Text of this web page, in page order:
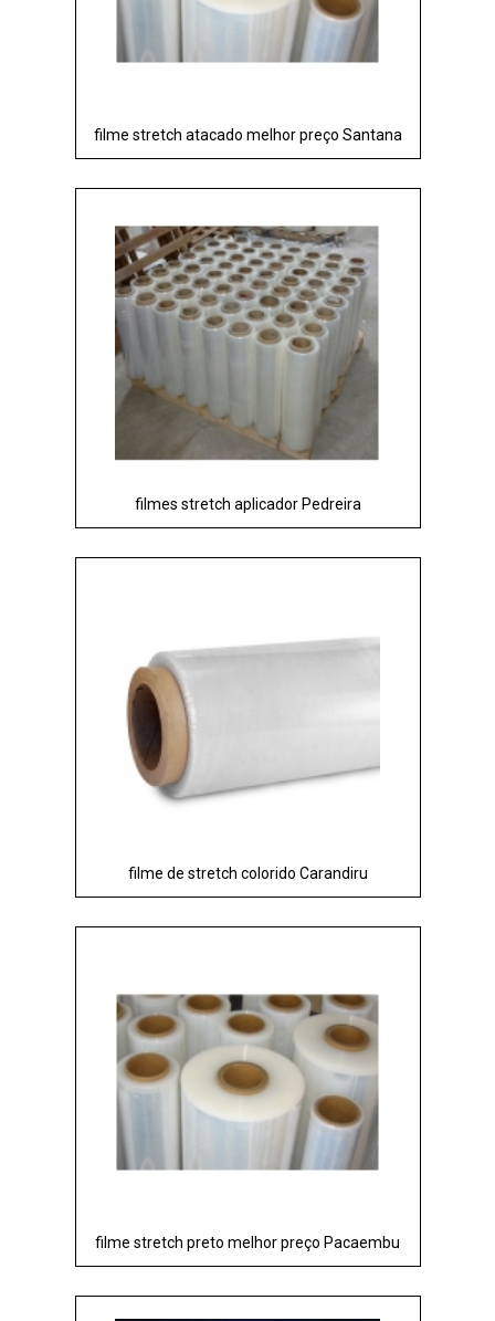
filme stretch atacado melhor preço Santana
filmes stretch aplicador Pedreira
filme de stretch colorido Carandiru
filme stretch preto melhor preço Pacaembu